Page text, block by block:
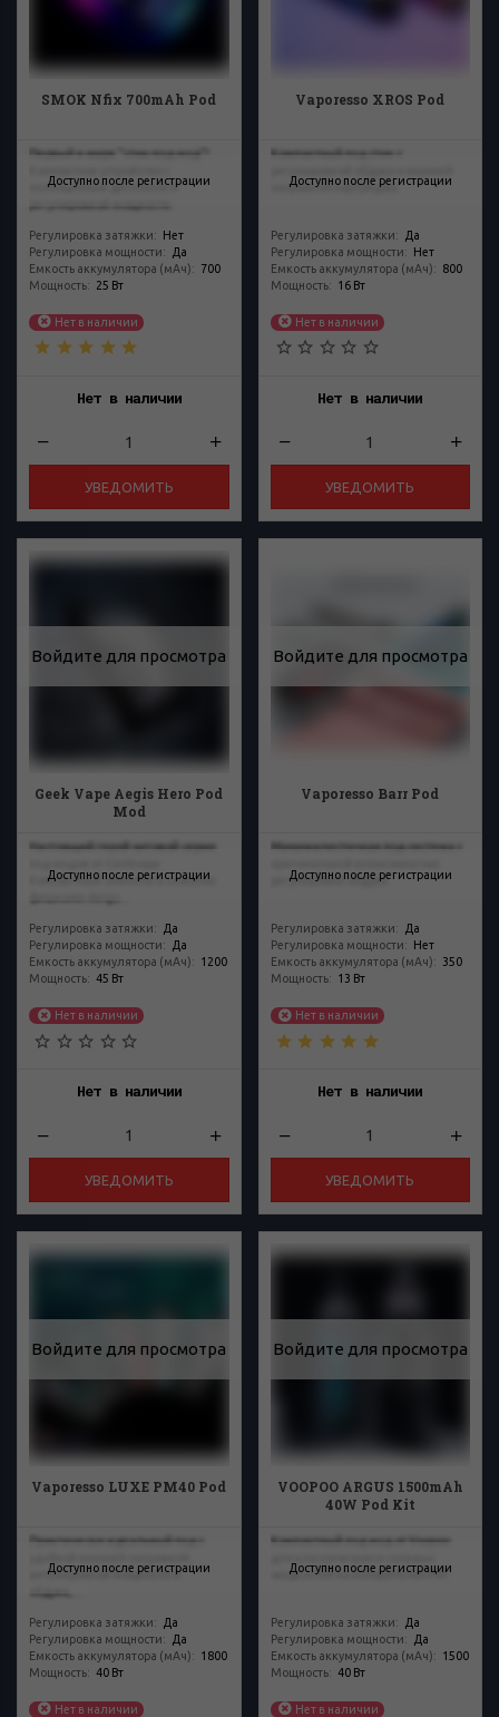
SMOK Nfix 700mAh Pod
Доступно после регистрации
Первый в мире "стик-под-мод"!
полноценным дисплеем и
Регулировка затяжки: Нет
Регулировка мощности:
Да
Емкость аккумулятора (мАч): 700
Мощность: 25 Вт
Нет в наличии
Нет в наличии
УВЕДОМИТЬ
Vaporesso XROS Pod
Доступно после регистрации
Компактный под стик с
заправкой картриджа.
Регулировка затяжки:
Да
Регулировка мощности: Нет
Емкость аккумулятора (мАч): 800
Мощность: 16 Вт
Нет в наличии
Нет в наличии
УВЕДОМИТЬ
Войдите для просмотра
Geek Vape Aegis Hero Pod
Mod
Доступно после регистрации
Настоящий герой хитовой серии
Компактный симпотяга со всеми
Регулировка затяжки:
Да
Регулировка мощности:
Да
Емкость аккумулятора (мАч): 1200
Мощность: 45 Вт
Нет в наличии
Нет в наличии
УВЕДОМИТЬ
Войдите для просмотра
Vaporesso Barr Pod
Доступно после регистрации
Минималистичная под-система с
регулировки обдува.
Регулировка затяжки:
Да
Регулировка мощности:
Нет
Емкость аккумулятора (мАч): 350
Мощность: 13 Вт
Нет в наличии
Нет в наличии
УВЕДОМИТЬ
Войдите для просмотра
Vaporesso LUXE PM40 Pod
Доступно после регистрации
Практически идеальный под с
регулировкой мощности и
обдува,...
Регулировка затяжки:
Да
Регулировка мощности:
Да
Емкость аккумулятора (мАч): 1800
Мощность: 40 Вт
Нет в наличии
Войдите для просмотра
VOOPOO ARGUS 1500mAh
40W Pod Kit
Доступно после регистрации
Компактный под мод от Voopoo
жидкостей на испарителях PnP.
Регулировка затяжки:
Да
Регулировка мощности:
Да
Емкость аккумулятора (мАч): 1500
Мощность: 40 Вт
Нет в наличии